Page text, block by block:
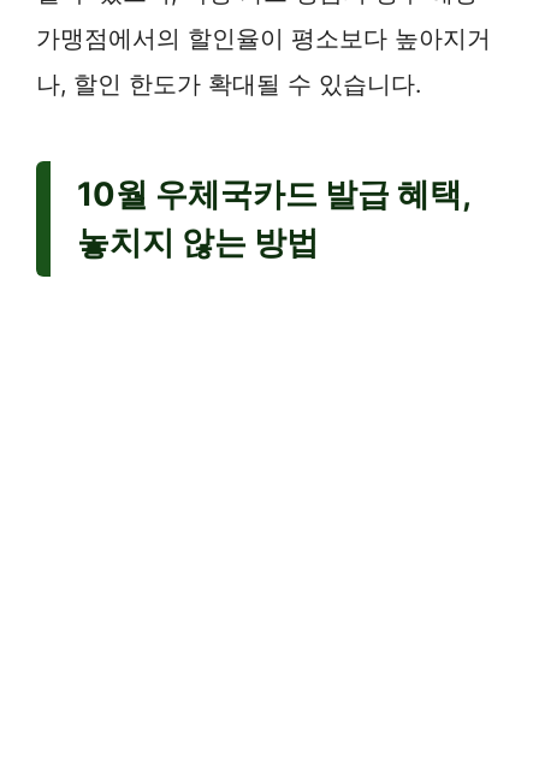
가맹점에서의 할인율이 평소보다 높아지거
나, 할인 한도가 확대될 수 있습니다.
10월 우체국카드 발급 혜택,
놓치지 않는 방법